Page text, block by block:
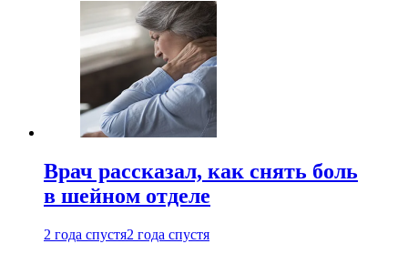
Врач рассказал, как снять боль
в шейном отделе
2 года спустя2 года спустя